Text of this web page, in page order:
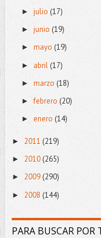
► julio (17)
► junio (19)
► mayo (19)
► abril(17)
► marzo (18)
►febrero (20)
► enero (14)
► 2011 (219)
► 2010(265)
► 2009 (290)
► 2008 (144)
PARA BUSCAR POR